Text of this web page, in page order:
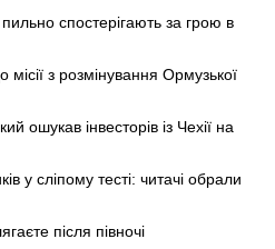
спостерігають за грою в
місії з розмінування Ормузької
ошукав інвесторів із Чехії на
у сліпому тесті: читачі обрали
після півночі